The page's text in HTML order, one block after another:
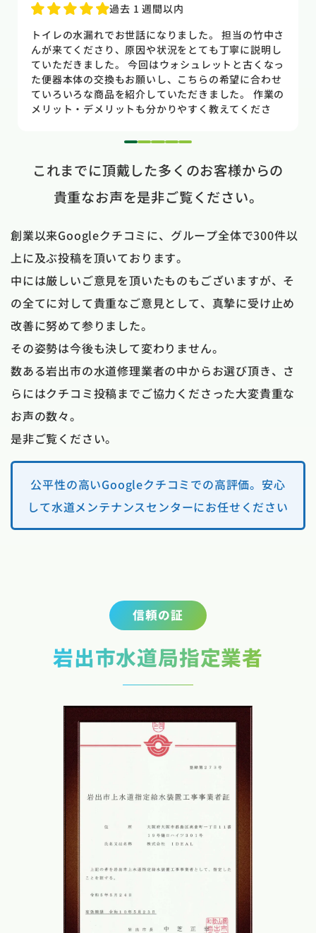
1 か月前
トイレの水漏れがあり来ていただきました。水漏れ箇
所もすぐに判明しました。10数年使用していた一体型
のトイレだった為使いやすさ等しっかりと説明してい
ただき交換する事になりました。正直痛い出費でした
が発見が早かったので壁や床の工事を考えるとまだ費
用は抑えれました。今回担当して頂いた竹中さんは人
た。 今回は2階のトイレでしたが、1階のトイレも修
た。
1 2 3 4 5
これまでに頂戴した多くのお客様からの
貴重なお声を是非ご覧ください。
創業以来Googleクチコミに、グループ全体で300件以
上に及ぶ投稿を頂いております。
中には厳しいご意見を頂いたものもございますが、そ
の全てに対して貴重なご意見として、真摯に受け止め
改善に努めて参りました。
その姿勢は今後も決して変わりません。
数ある岩出市の水道修理業者の中からお選び頂き、さ
らにはクチコミ投稿までご協力くださった大変貴重な
お声の数々。
是非ご覧ください。
公平性の高いGoogleクチコミでの高評価。安心
して水道メンテナンスセンターにお任せください
信頼の証
岩出市水道局指定業者